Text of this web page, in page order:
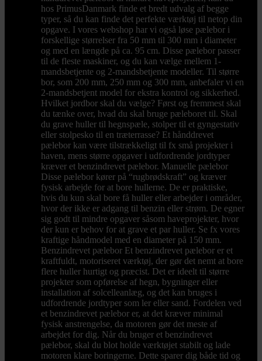
hos PrimusDanmark finde et bredt udvalg af begge
typer, så du kan finde det perfekte værktøj til netop din
opgave. I vores webshop har vi også løse pælebor i
forskellige størrelser fra 50 mm til 300 mm i diameter
og med en længde på ca. 95 cm. Disse pælebor passer
til de fleste maskiner, og du kan vælge mellem 1-
mandsbetjente og 2-mandsbetjente modeller. Til større
bor, som 200 mm, 250 mm og 300 mm, anbefaler vi en
2-mandsbetjent model for ekstra kontrol og sikkerhed.
Hvilket jordbor skal du vælge? Først og fremmest skal
du tænke over, hvad du skal bruge pæleboret til. Skal
du grave huller til hegnspæle, stolper til et gyngestativ
eller stolpesko til en træterrasse? Et hånddrevet
pælebor kan være tilstrækkeligt til fx små projekter i
haven, mens større opgaver i udfordrende jordtyper
kræver et benzindrevet pælebor. Manuelle pælebor
Disse pælebor kører på “rugbrødskraft” og kræver
fysisk arbejde for at bore hullerne. De er praktiske,
hvis du kun skal bore få huller eller arbejder i områder,
hvor der ikke er adgang til benzin eller strøm. De egner
sig godt til mindre opgaver såsom haveprojekter, hvor
der kun er behov for at grave et par huller. Se fx vores
kraftige håndmodel med en diameter på 150 mm.
Benzindrevet pælebor Et benzindrevet pælebor er et
kraftfuldt, motoriseret værktøj, der gør det nemt at bore
flere huller hurtigt og præcist. Det er ideelt til større
projekter som opførelse af hegn, bygninger eller
installation af solcelleanlæg, og det kan bruges i
udfordrende jordtyper som ler eller sand. Fordelen ved
et benzindrevet pælebor er, at det kræver minimal
fysisk anstrengelse, da motoren gør det meste af
arbejdet for dig. Når du bruger et benzindrevet
pælebor, skal du blot holde værktøjet stabilt og lade
motoren klare boringerne. Dette sparer dig både tid og